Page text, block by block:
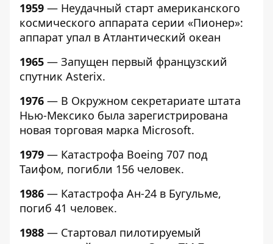
1959 — Неудачный старт американского
космического аппарата серии «Пионер»:
аппарат упал в Атлантический океан
1965 — Запущен первый французский
спутник Asterix.
1976 — В Окружном секретариате штата
Нью-Мексико была зарегистрирована
новая торговая марка Microsoft.
1979 — Катастрофа Boeing 707 под
Таифом, погибли 156 человек.
1986 — Катастрофа Ан-24 в Бугульме,
погиб 41 человек.
1988 — Стартовал пилотируемый